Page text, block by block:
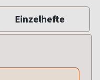
Einzelhefte